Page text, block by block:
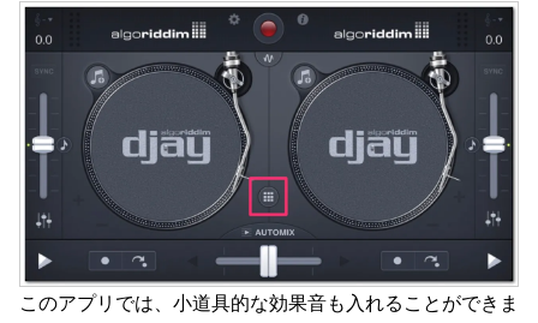
このアプリでは、小道具的な効果音も入れることができま